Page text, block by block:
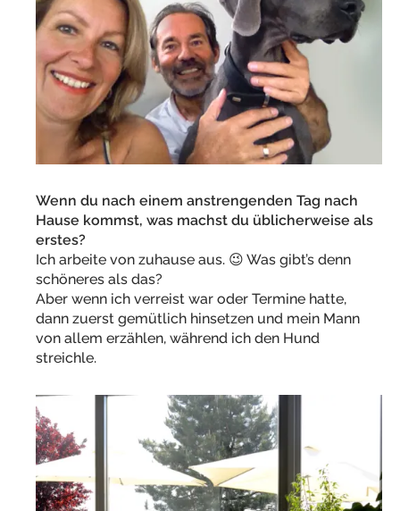
Wenn du nach einem anstrengenden Tag nach
Hause kommst, was machst du üblicherweise als
erstes?
Ich arbeite von zuhause aus. 😉 Was gibt’s denn
schöneres als das?
Aber wenn ich verreist war oder Termine hatte,
dann zuerst gemütlich hinsetzen und mein Mann
von allem erzählen, während ich den Hund
streichle.